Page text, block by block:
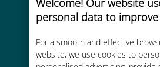
personal data to
For a smooth and effective
website, we use cookies to
200개 이상의 목적지에
품질 셀룰러 연